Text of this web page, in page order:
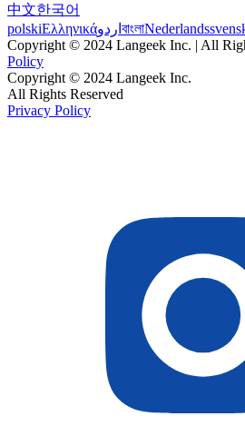
中文한국어
polskiΕλληνικάاردو বাংলাNederlands
Copyright © 2024 Langeek Inc. | All
Policy
Copyright © 2024 Langeek Inc.
All Rights Reserved
Privacy Policy